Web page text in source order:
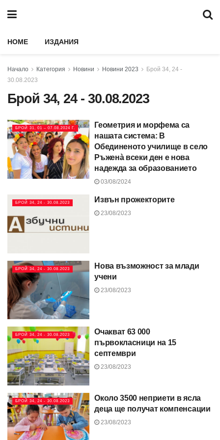
HOME ИЗДАНИЯ
Начало Категория Новини Новини 2023
Брой 34, 24 -
30.08.2023
Брой 34, 24 - 30.08.2023
БРОЙ 31, 01 – 07.08.2024 Г.
Геометрия и морфема са
нашата система: В
Обединеното училище в село
Ръженà всеки ден е нова
надежда за образованието
03/08/2024
БРОЙ 34, 24 - 30.08.2023 Извън прожекторите
23/08/2023
БРОЙ 34, 24 - 30.08.2023
Нова възможност за млади
учени
23/08/2023
БРОЙ 34, 24 - 30.08.2023
Очакват 63 000
първокласници на 15
септември
23/08/2023
БРОЙ 34, 24 - 30.08.2023
Около 3500 неприети в ясла
деца ще получат компенсации
23/08/2023